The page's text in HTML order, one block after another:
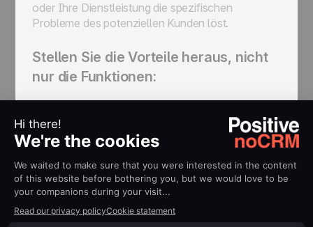
oder Ihre Dienstleistung die spezifischen
Probleme des potenziellen Kunden löst.
Stellen Sie die Vorteile heraus, nicht
nur die Funktionen:
einen realen Nutzen bringt. Dies kann oft
überzeugender sein als die bloße Auflistung
Verwenden Sie Geschichten und
Fallstudien: